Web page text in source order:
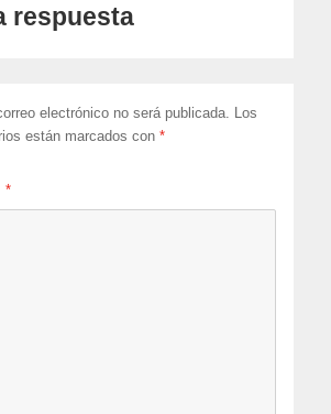
respuesta
electrónico no será publicada. Los
están marcados con*
*